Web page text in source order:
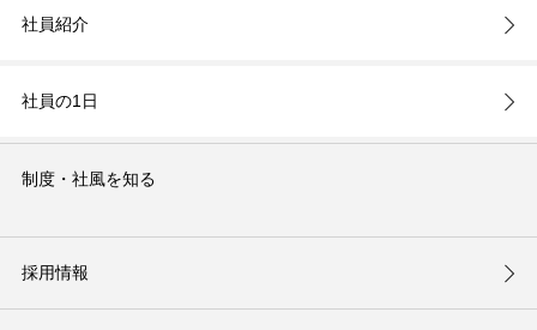
社員紹介
社員の1日
制度・社風を知る
採用情報